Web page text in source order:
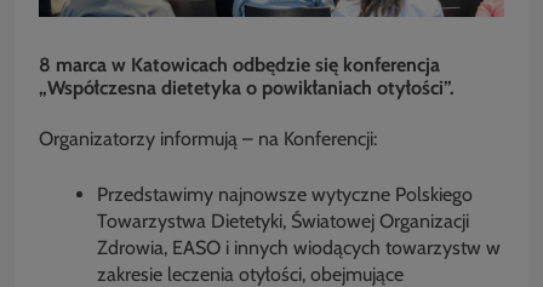
8 marca w Katowicach odbędzie się konferencja
„Współczesna dietetyka o powikłaniach otyłości”.
Organizatorzy informują – na Konferencji:
Przedstawimy najnowsze wytyczne Polskiego
Towarzystwa Dietetyki, Światowej Organizacji
Zdrowia, EASO i innych wiodących towarzystw w
zakresie leczenia otyłości, obejmujące